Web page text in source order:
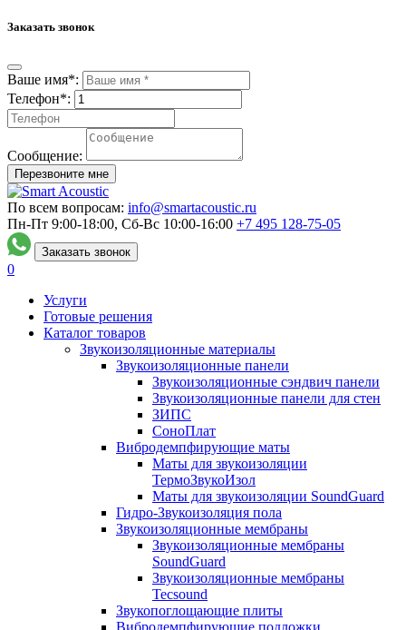
Заказать звонок
Ваше имя*:
Телефон*:
Сообщение:
Перезвоните мне
По всем вопросам: info@smartacoustic.ru
Пн-Пт 9:00-18:00, Сб-Вс 10:00-16:00 +7 495 128-75-05
Заказать звонок
0
Услуги
Готовые решения
Каталог товаров
Звукоизоляционные материалы
Звукоизоляционные панели
Звукоизоляционные сэндвич панели
Звукоизоляционные панели для стен
ЗИПС
СоноПлат
Вибродемпфирующие маты
Маты для звукоизоляции
ТермоЗвукоИзол
Маты для звукоизоляции SoundGuard
Гидро-Звукоизоляция пола
Звукоизоляционные мембраны
Звукоизоляционные мембраны
SoundGuard
Звукоизоляционные мембраны
Tecsound
Звукопоглощающие плиты